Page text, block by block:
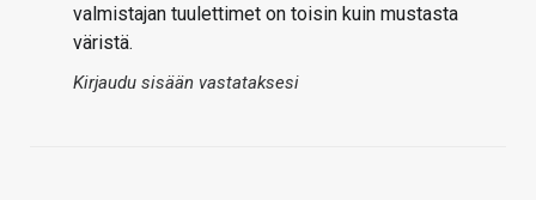
valmistajan tuulettimet on toisin kuin mustasta
väristä.
Kirjaudu sisään vastataksesi